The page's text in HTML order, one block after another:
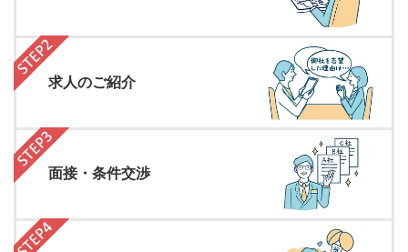
求人のご紹介
面接・条件交渉